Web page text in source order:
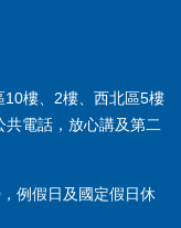
樓、2樓、西北區5樓
共電話，放心講及第二
例假日及國定假日休